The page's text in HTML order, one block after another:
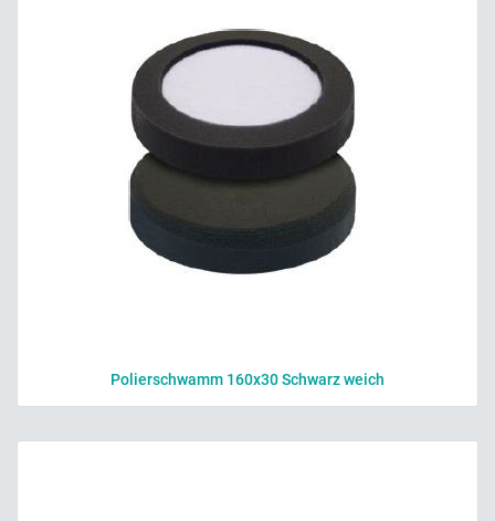
Polierschwamm 160x30 Schwarz weich